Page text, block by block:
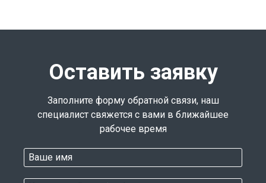
Оставить заявку
Заполните форму обратной связи, наш
специалист свяжется с вами в ближайшее
рабочее время